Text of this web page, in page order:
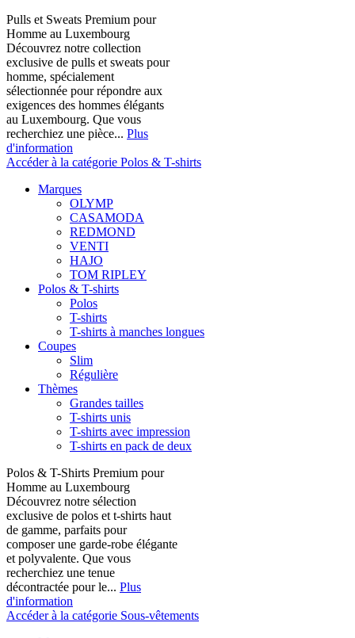
Pulls et Sweats Premium pour
Homme au Luxembourg
Découvrez notre collection
exclusive de pulls et sweats pour
homme, spécialement
sélectionnée pour répondre aux
exigences des hommes élégants
au Luxembourg. Que vous
recherchiez une pièce... Plus
d'information
Accéder à la catégorie Polos & T-shirts
Marques
OLYMP
CASAMODA
REDMOND
VENTI
HAJO
TOM RIPLEY
Polos & T-shirts
Polos
T-shirts
T-shirts à manches longues
Coupes
Slim
Régulière
Thèmes
Grandes tailles
T-shirts unis
T-shirts avec impression
T-shirts en pack de deux
Polos & T-Shirts Premium pour
Homme au Luxembourg
Découvrez notre sélection
exclusive de polos et t-shirts haut
de gamme, parfaits pour
composer une garde-robe élégante
et polyvalente. Que vous
recherchiez une tenue
décontractée pour le... Plus
d'information
Accéder à la catégorie Sous-vêtements